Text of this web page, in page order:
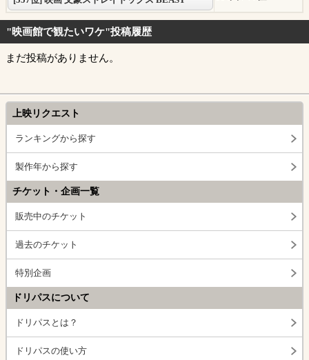
"映画館で観たいワケ"投稿履歴
まだ投稿がありません。
上映リクエスト
ランキングから探す
製作年から探す
チケット・企画一覧
販売中のチケット
過去のチケット
特別企画
ドリパスについて
ドリパスとは？
ドリパスの使い方